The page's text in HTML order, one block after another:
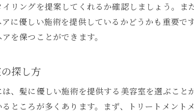
美容室でのリラックス方
美容室でのヘアトリー
リングを提案してくれるか確認しましょう。
に優しい施術を提供しているかどうかも重要
を保つことができます。
探し方
、髪に優しい施術を提供する美容室を選ぶこ
ところが多くあります。まず、トリートメン